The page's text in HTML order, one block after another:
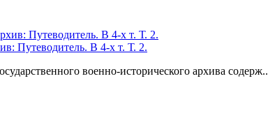
Путеводитель. В 4-х т. Т. 2.
военно-исторического архива содерж..